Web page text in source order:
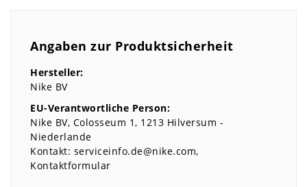
Angaben zur Produktsicherheit
Hersteller:
Nike BV
EU-Verantwortliche Person:
Nike BV Colosseum 1 1213 Hilversum
Niederlande
Kontakt: serviceinfo.de@nike.com
Kontaktformular